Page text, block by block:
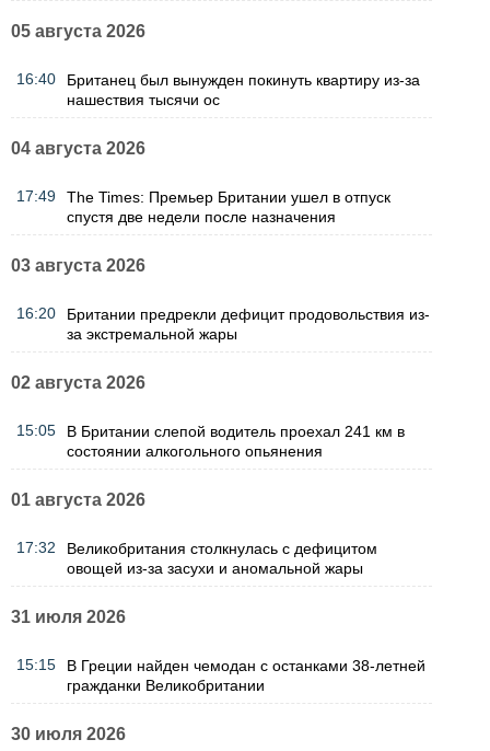
05 августа 2026
16:40
Британец был вынужден покинуть квартиру из-за
нашествия тысячи ос
04 августа 2026
17:49
The Times: Премьер Британии ушел в отпуск
спустя две недели после назначения
03 августа 2026
16:20
Британии предрекли дефицит продовольствия из-
за экстремальной жары
02 августа 2026
15:05
В Британии слепой водитель проехал 241 км в
состоянии алкогольного опьянения
01 августа 2026
17:32
Великобритания столкнулась с дефицитом
овощей из-за засухи и аномальной жары
31 июля 2026
15:15
В Греции найден чемодан с останками 38-летней
гражданки Великобритании
30 июля 2026